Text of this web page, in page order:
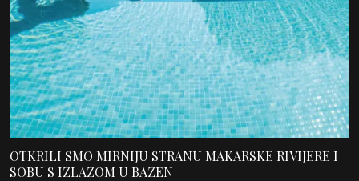
OTKRILI SMO MIRNIJU STRANU MAKARSKE RIVIJERE I
SOBU S IZLAZOM U BAZEN